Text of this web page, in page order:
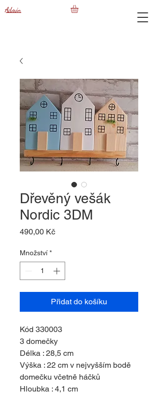
Admin
Dřevěný vešák
Nordic 3DM
490,00 KčCena
Množství *
Přidat do košíku
Kód 330003
3 domečky
Délka : 28,5 cm
Výška : 22 cm v nejvyšším bodě
domečku včetně háčků
Hloubka : 4,1 cm